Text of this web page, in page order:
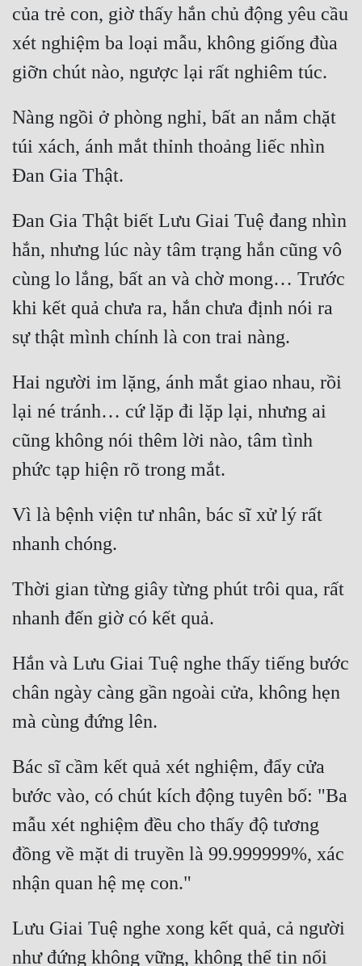
của trẻ con, giờ thấy hắn chủ động yêu cầu
xét nghiệm ba loại mẫu, không giống đùa
Nàng ngồi ở phòng nghỉ, bất an nắm chặt
túi xách, ánh mắt thỉnh thoảng liếc nhìn
Đan Gia Thật biết Lưu Giai Tuệ đang nhìn
hắn, nhưng lúc này tâm trạng hắn cũng vô
cùng lo lắng, bất an và chờ mong… Trước
khi kết quả chưa ra, hắn chưa định nói ra
Hai người im lặng, ánh mắt giao nhau, rồi
lại né tránh… cứ lặp đi lặp lại, nhưng ai
cũng không nói thêm lời nào, tâm tình
Vì là bệnh viện tư nhân, bác sĩ xử lý rất
Thời gian từng giây từng phút trôi qua, rất
Hắn và Lưu Giai Tuệ nghe thấy tiếng bước
chân ngày càng gần ngoài cửa, không hẹn
Bác sĩ cầm kết quả xét nghiệm, đẩy cửa
bước vào, có chút kích động tuyên bố: "Ba
mẫu xét nghiệm đều cho thấy độ tương
đồng về mặt di truyền là 99.999999%, xác
Lưu Giai Tuệ nghe xong kết quả, cả người
như đứng không vững, không thể tin nổi